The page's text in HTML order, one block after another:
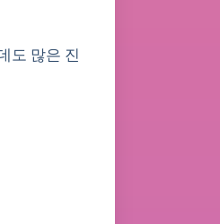
도 많은 진